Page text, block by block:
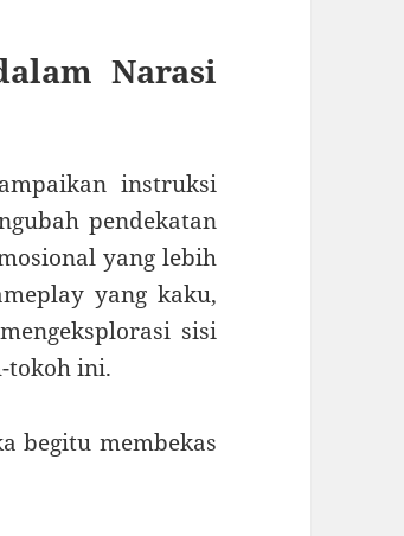
Narasi
instruksi
pendekatan
yang lebih
yang kaku,
sisi
tokoh ini.
begitu membekas